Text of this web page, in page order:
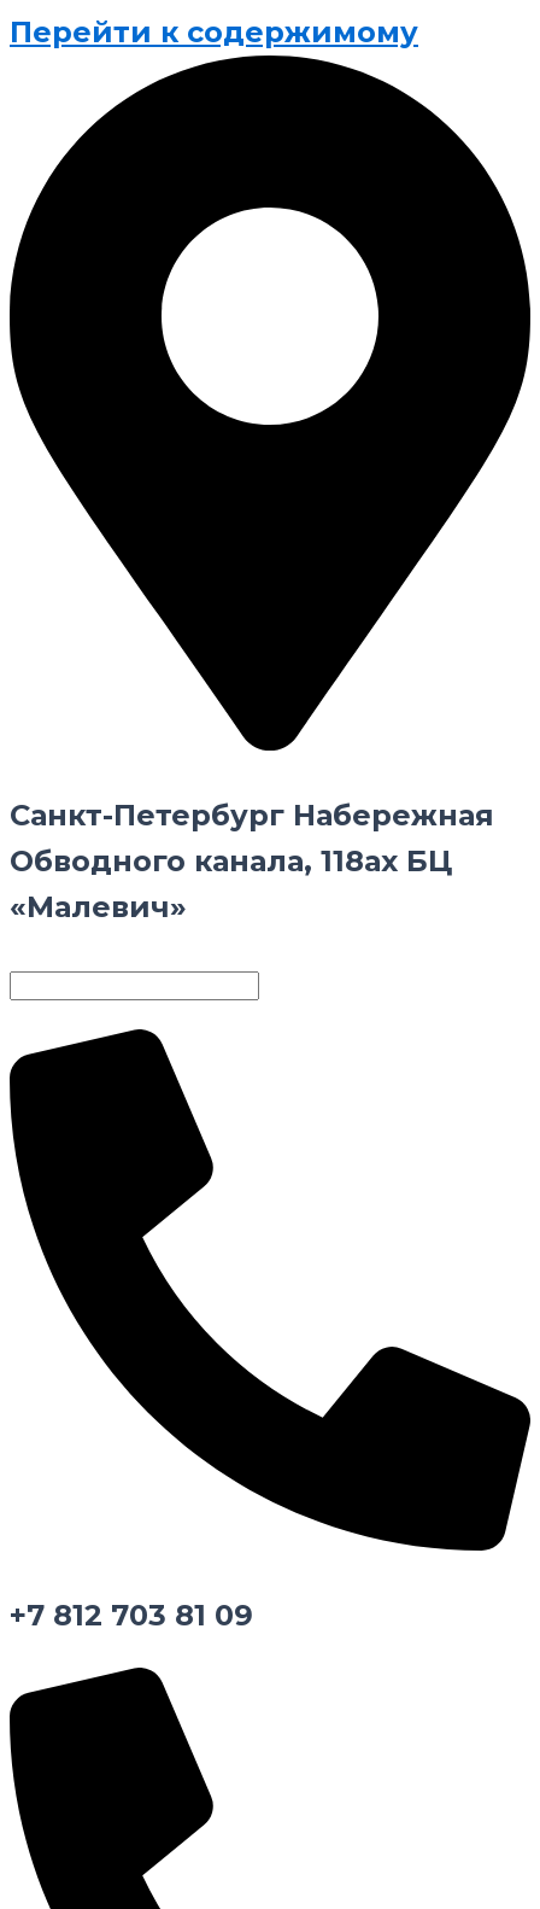
Перейти к содержимому
Санкт-Петербург Набережная
Обводного канала, 118ах БЦ
«Малевич»
+7 812 703 81 09